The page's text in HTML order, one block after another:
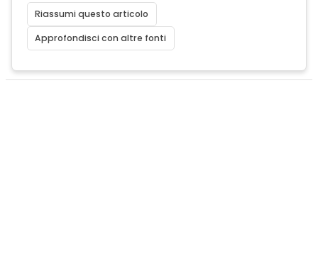
Riassumi questo articolo
Approfondisci con altre fonti